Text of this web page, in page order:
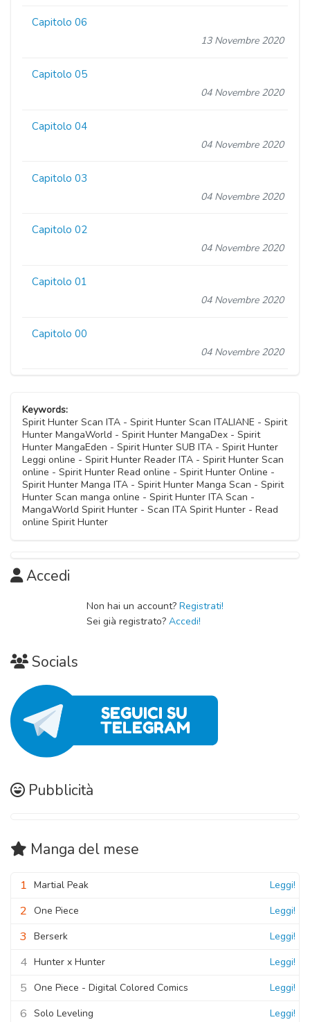
Capitolo 06
13 Novembre 2020
Capitolo 05
04 Novembre 2020
Capitolo 04
04 Novembre 2020
Capitolo 03
04 Novembre 2020
Capitolo 02
04 Novembre 2020
Capitolo 01
04 Novembre 2020
Capitolo 00
04 Novembre 2020
Keywords:
Spirit Hunter Scan ITA - Spirit Hunter Scan ITALIANE - Spirit
Hunter MangaWorld - Spirit Hunter MangaDex - Spirit
Hunter MangaEden - Spirit Hunter SUB ITA - Spirit Hunter
Leggi online - Spirit Hunter Reader ITA - Spirit Hunter Scan
online - Spirit Hunter Read online - Spirit Hunter Online -
Spirit Hunter Manga ITA - Spirit Hunter Manga Scan - Spirit
Hunter Scan manga online - Spirit Hunter ITA Scan -
MangaWorld Spirit Hunter - Scan ITA Spirit Hunter - Read
online Spirit Hunter
Accedi
Non hai un account? Registrati!
Sei già registrato? Accedi!
Socials
Pubblicità
Manga del mese
1 Martial Peak Leggi!
2 One Piece Leggi!
3 Berserk Leggi!
4 Hunter x Hunter Leggi!
5 One Piece - Digital Colored Comics Leggi!
6 Solo Leveling Leggi!